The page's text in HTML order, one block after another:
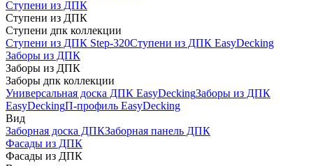
Ступени из ДПК
Ступени из ДПК
Ступени дпк коллекции
Ступени из ДПК Step-320Ступени из ДПК EasyDecking
Заборы из ДПК
Заборы из ДПК
Заборы дпк коллекции
Универсальная доска ДПК EasyDeckingЗаборы из ДПК
EasyDeckingП-профиль EasyDecking
Вид
Заборная доска ДПКЗаборная панель ДПК
Фасады из ДПК
Фасады из ДПК